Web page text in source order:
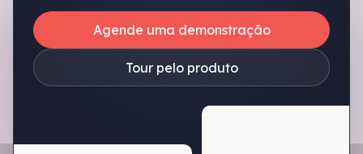
Agende uma demonstração
Tour pelo produto